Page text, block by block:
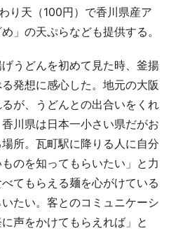
り天（100円）で香川県産ア
」の天ぷらなども提供する。
うどんを初めて見た時、釜揚
発想に感心した。地元の大阪
が、うどんとの出合いをくれ
川県は日本一小さい県だがお
所。瓦町駅に降りる人に自分
のを知ってもらいたい」と力
てもらえる麺を心がけている
たい。客とのコミュニケーシ
声をかけてもらえれば」と